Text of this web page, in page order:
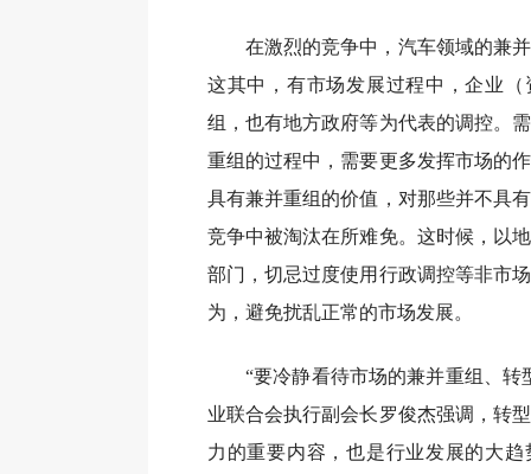
在激烈的竞争中，汽车领域的兼
这其中，有市场发展过程中，企业
组，也有地方政府等为代表的调控。
重组的过程中，需要更多发挥市场的
具有兼并重组的价值，对那些并不具
竞争中被淘汰在所难免。这时候，以
部门，切忌过度使用行政调控等非市
为，避免扰乱正常的市场发展。
“要冷静看待市场的兼并重组、转
业联合会执行副会长罗俊杰强调，转
力的重要内容，也是行业发展的大